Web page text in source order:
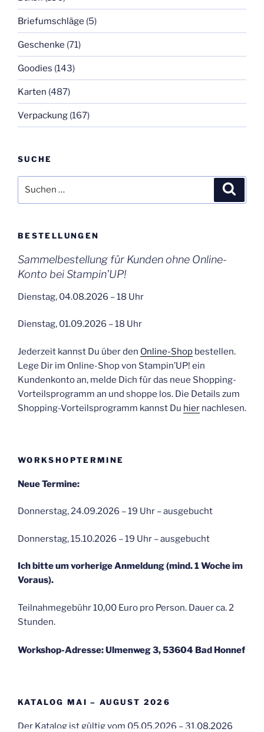
Briefumschläge (5)
Geschenke (71)
Goodies (143)
Karten (487)
Verpackung (167)
SUCHE
nach:
BESTELLUNGEN
Sammelbestellung für Kunden ohne Online-
Konto bei Stampin’UP!
Dienstag, 04.08.2026 – 18 Uhr
Dienstag, 01.09.2026 – 18 Uhr
Jederzeit kannst Du über den Online-Shop bestellen.
Lege Dir im Online-Shop von Stampin’UP! ein
Kundenkonto an, melde Dich für das neue Shopping-
Vorteilsprogramm an und shoppe los. Die Details zum
Shopping-Vorteilsprogramm kannst Du hier nachlesen.
WORKSHOPTERMINE
Neue Termine:
Donnerstag, 24.09.2026 – 19 Uhr – ausgebucht
Donnerstag, 15.10.2026 – 19 Uhr – ausgebucht
Ich bitte um vorherige Anmeldung (mind. 1 Woche im
Voraus).
Teilnahmegebühr 10,00 Euro pro Person. Dauer ca. 2
Stunden.
Workshop-Adresse: Ulmenweg 3, 53604 Bad Honnef
KATALOG MAI – AUGUST 2026
Der Katalog ist gültig vom 05.05.2026 – 31.08.2026